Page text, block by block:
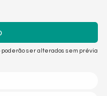
ser alterados sem prévia